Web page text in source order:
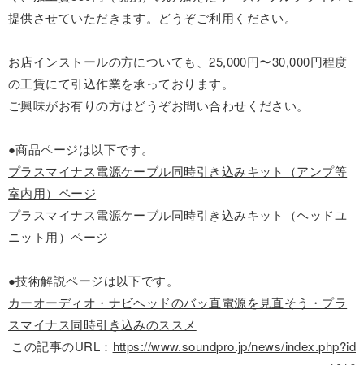
提供させていただきます。どうぞご利用ください。
お店インストールの方についても、25,000円〜30,000円程度
の工賃にて引込作業を承っております。
ご興味がお有りの方はどうぞお問い合わせください。
●商品ページは以下です。
プラスマイナス電源ケーブル同時引き込みキット（アンプ等
室内用）ページ
プラスマイナス電源ケーブル同時引き込みキット（ヘッドユ
ニット用）ページ
●技術解説ページは以下です。
カーオーディオ・ナビヘッドのバッ直電源を見直そう・プラ
スマイナス同時引き込みのススメ
この記事のURL： https://www.soundpro.jp/news/index.php?id